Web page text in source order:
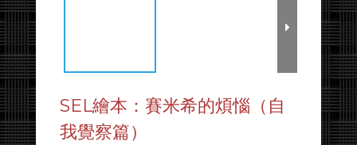
SEL繪本：賽米希的煩惱（自
我覺察篇）